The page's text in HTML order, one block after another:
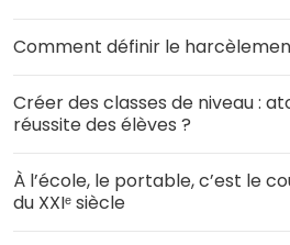
Comment définir le
Créer des classes de niveau :
réussite des élèves ?
À l’école, le portable, c’est le
du XXIᵉ siècle